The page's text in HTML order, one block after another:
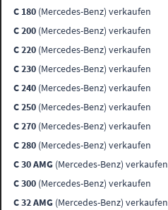
C 180 (Mercedes-Benz) verkaufen
C 200 (Mercedes-Benz) verkaufen
C 220 (Mercedes-Benz) verkaufen
C 230 (Mercedes-Benz) verkaufen
C 240 (Mercedes-Benz) verkaufen
C 250 (Mercedes-Benz) verkaufen
C 270 (Mercedes-Benz) verkaufen
C 280 (Mercedes-Benz) verkaufen
C 30 AMG (Mercedes-Benz) verkaufen
C 300 (Mercedes-Benz) verkaufen
C 32 AMG (Mercedes-Benz) verkaufen